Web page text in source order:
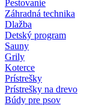
Pestovanie
Záhradná technika
Dlažba
Detský program
Sauny
Grily
Koterce
Prístrešky
Prístrešky na drevo
Búdy pre psov